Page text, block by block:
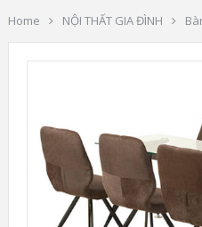
Home NỘI THẤT GIA ĐÌNH